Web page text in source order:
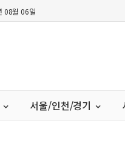
08월 06일
서울/인천/경기